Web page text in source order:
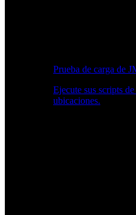
Prueba de carga de
Ejecute sus scripts
ubicaciones.